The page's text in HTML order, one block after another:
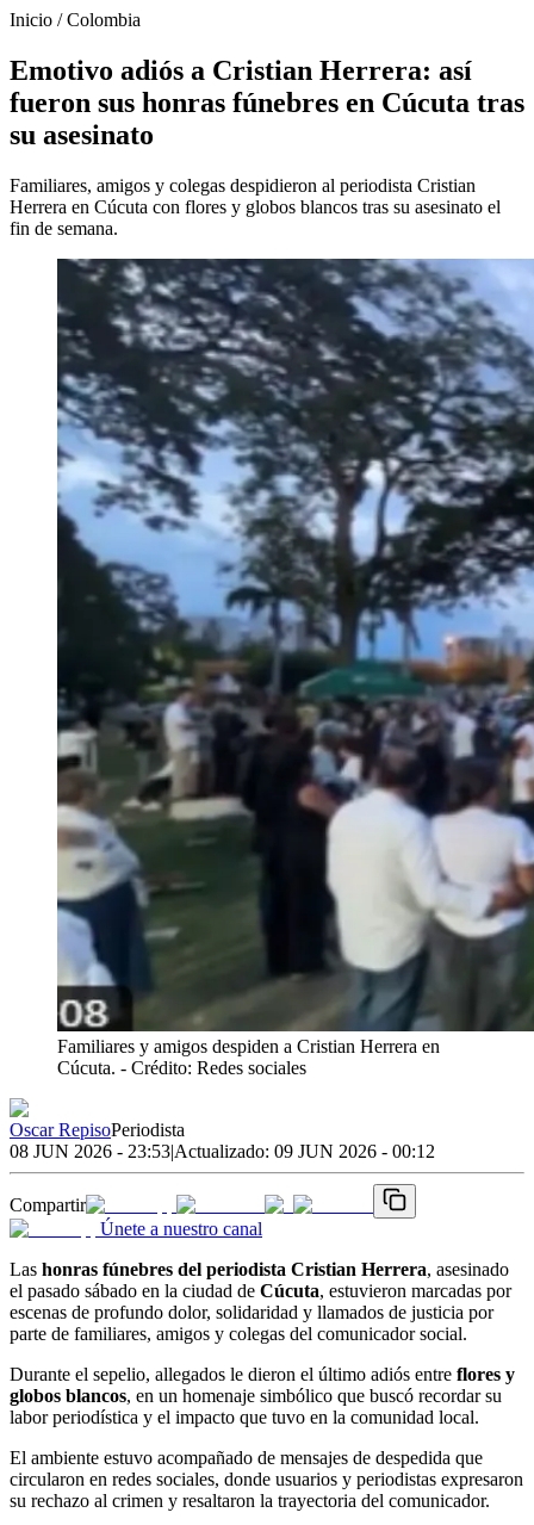
Inicio /Colombia
Emotivo adiós a Cristian Herrera: así
fueron sus honras fúnebres en Cúcuta tras
su asesinato
Familiares, amigos y colegas despidieron al periodista Cristian
Herrera en Cúcuta con flores y globos blancos tras su asesinato el
fin de semana.
Familiares y amigos despiden a Cristian Herrera en
Cúcuta. - Crédito: Redes sociales
Oscar RepisoPeriodista
08 JUN 2026 - 23:53|Actualizado: 09 JUN 2026 - 00:12
Compartir
Únete a nuestro canal
Las honras fúnebres del periodista Cristian Herrera, asesinado
el pasado sábado en la ciudad de Cúcuta, estuvieron marcadas por
escenas de profundo dolor, solidaridad y llamados de justicia por
parte de familiares, amigos y colegas del comunicador social.
Durante el sepelio, allegados le dieron el último adiós entre flores y
globos blancos, en un homenaje simbólico que buscó recordar su
labor periodística y el impacto que tuvo en la comunidad local.
El ambiente estuvo acompañado de mensajes de despedida que
circularon en redes sociales, donde usuarios y periodistas expresaron
su rechazo al crimen y resaltaron la trayectoria del comunicador.